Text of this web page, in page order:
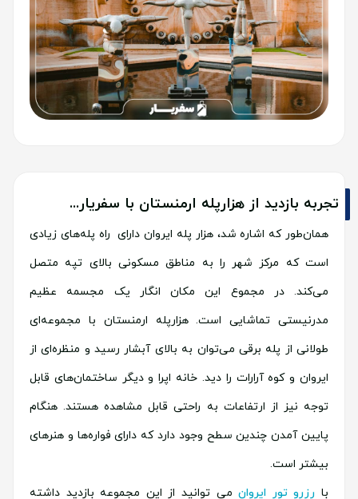
تجربه بازدید از هزارپله ارمنستان با سفریار...
همان‌طور که اشاره شد، هزار پله ایروان دارای راه پله‌های زیادی
است که مرکز شهر را به مناطق مسکونی بالای تپه متصل
می‌کند. در مجموع این مکان انگار یک مجسمه عظیم
مدرنیستی تماشایی است. هزارپله ارمنستان با مجموعه‌ای
طولانی از پله برقی می‌توان به بالای آبشار رسید و منظره‌ای از
ایروان و کوه آرارات را دید. خانه اپرا و دیگر ساختمان‌های قابل
توجه نیز از ارتفاعات به راحتی قابل مشاهده هستند. هنگام
پایین آمدن چندین سطح وجود دارد که دارای فواره‌ها و هنرهای
بیشتر است.
با رزرو تور ایروانمی توانید از این مجموعه بازدید داشته